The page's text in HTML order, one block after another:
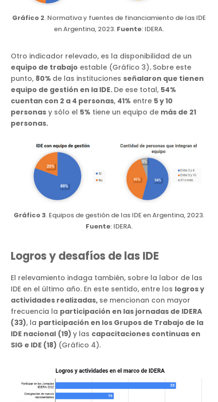
Gráfico 2. Normativa y fuentes de financiamiento de las IDE
en Argentina, 2023. Fuente: IDERA.
Otro indicador relevado, es la disponibilidad de un
equipo de trabajo estable (Gráfico 3). Sobre este
punto, 80% de las instituciones señalaron que tienen
equipo de gestión en la IDE. De ese total, 54%
cuentan con 2 a 4 personas, 41% entre 5 y 10
personas y sólo el 5% tiene un equipo de más de 21
personas.
Gráfico 3. Equipos de gestión de las IDE en Argentina, 2023.
Fuente: IDERA.
Logros y desafíos de las IDE
El relevamiento indaga también, sobre la labor de las
IDE en el último año. En este sentido, entre los logros y
actividades realizadas, se mencionan con mayor
frecuencia la participación en las jornadas de IDERA
(33), la participación en los Grupos de Trabajo de la
IDE nacional (19)y las capacitaciones continuas en
SIG e IDE (18) (Gráfico 4).